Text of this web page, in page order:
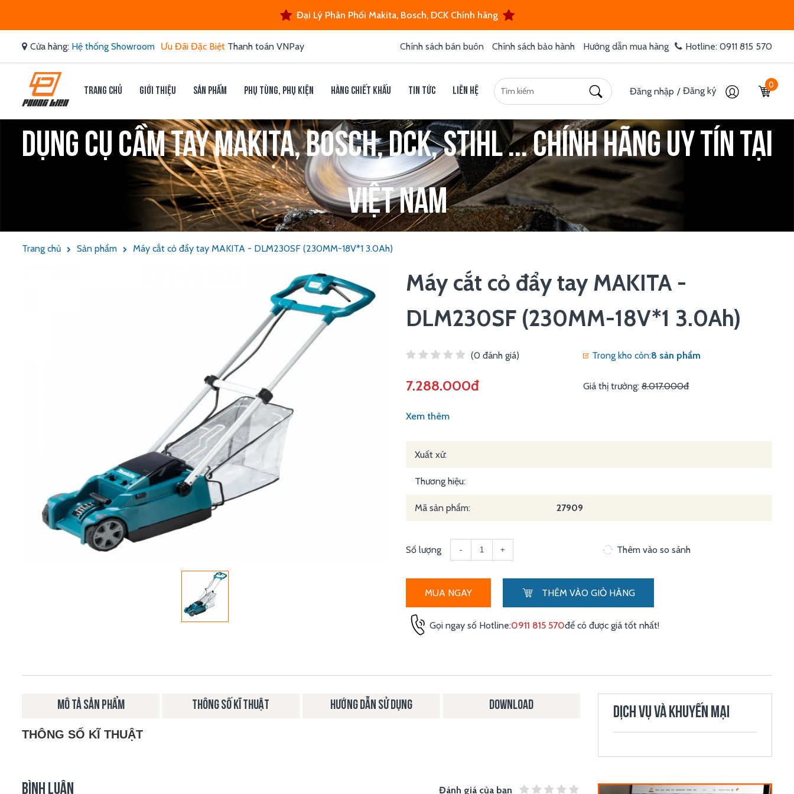
Đại Lý Phân Phối Makita, Bosch, DCK Chính hãng
Cửa hàng: Hệ thống Showroom Ưu Đãi Đặc Biệt Thanh toán VNPay Chính sách bán buôn Chính sách bảo hành Hướng dẫn mua hàng Hotline: 0911 815 570
Trang chủ Giới thiệu Sản phẩm Phụ tùng, phụ kiện Hàng chiết khấu Tin tức Liên hệ Đăng nhập / Đăng ký
0
Dụng cụ cầm tay Makita, Bosch, DCK, Stihl ... chính hãng uy tín tại
Việt Nam
Trang chủ Sản phẩm Máy cắt cỏ đẩy tay MAKITA - DLM230SF (230MM-18V*1 3.0Ah)
Máy cắt cỏ đẩy tay MAKITA -
DLM230SF (230MM-18V*1 3.0Ah)
(0 đánh giá) Trong kho còn:8 sản phẩm
7.288.000đ Giá thị trường: 8.017.000đ
Xem thêm
Xuất xứ:
Thương hiệu:
Mã sản phẩm: 27909
Số lượng - + Thêm vào so sánh
MUA NGAY THÊM VÀO GIỎ HÀNG
Gọi ngay số Hotline:0911 815 570để có được giá tốt nhất!
MÔ TẢ SẢN PHẨM THÔNG SỐ KĨ THUẬT HƯỚNG DẪN SỬ DỤNG DOWNLOAD
THÔNG SỐ KĨ THUẬT
BÌNH LUẬN Đánh giá của bạn
DỊCH VỤ VÀ KHUYẾN MẠI